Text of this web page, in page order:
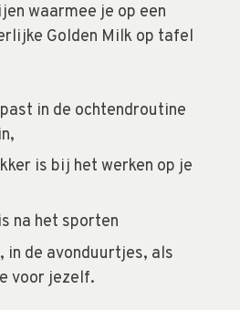
waarmee je op een
Golden Milk op tafel
in de ochtendroutine
is bij het werken op je
na het sporten
in de avonduurtjes, als
voor jezelf.